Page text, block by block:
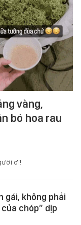
vàng,
bó hoa rau
ơi!
gái, không phải
chóp” dịp